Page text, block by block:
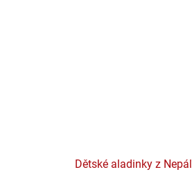
Dětské aladinky z